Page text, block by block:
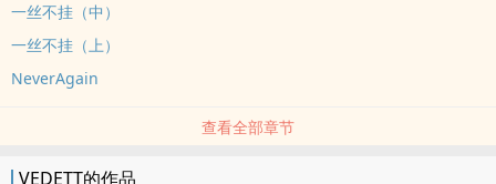
一丝不挂（中）
一丝不挂（上）
NeverAgain
查看全部章节
VEDETT的作品